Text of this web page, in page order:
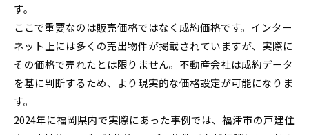
す。
ここで重要なのは販売価格ではなく成約価格です。インター
ネット上には多くの売出物件が掲載されていますが、実際に
その価格で売れたとは限りません。不動産会社は成約データ
を基に判断するため、より現実的な価格設定が可能になりま
す。
2024年に福岡県内で実際にあった事例では、福津市の戸建住